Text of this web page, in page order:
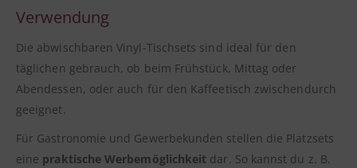
Verwendung
Die abwischbaren Vinyl-Tischsets sind ideal für den
täglichen gebrauch, ob beim Frühstück, Mittag oder
Abendessen, oder auch für den Kaffeetisch zwischendurch
geeignet.
Für Gastronomie und Gewerbekunden stellen die Platzsets
eine praktische Werbemöglichkeit dar. So kannst du z. B.